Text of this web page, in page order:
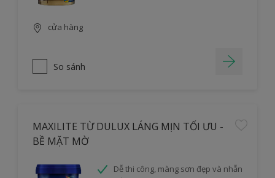
cửa hàng
So sánh
MAXILITE TỪ DULUX LÁNG MỊN TỐI ƯU -
BỀ MẶT MỜ
Dễ thi công, màng sơn đẹp và nhẵn